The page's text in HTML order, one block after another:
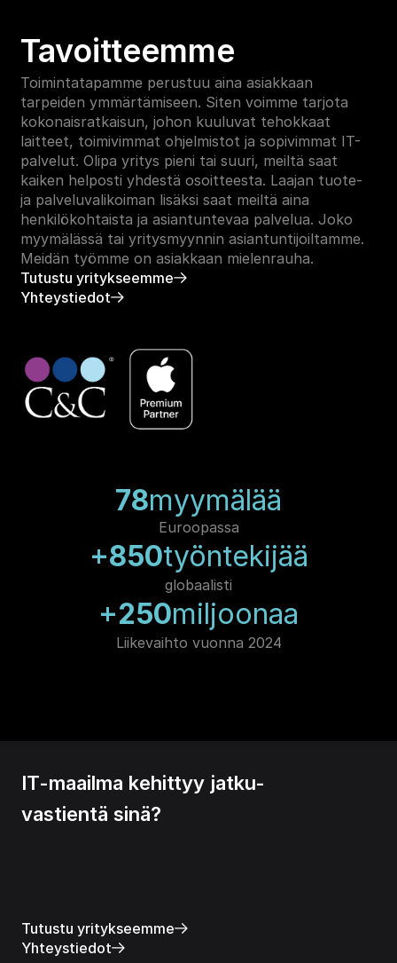
Tavoitteemme
Toimintatapamme perustuu aina asiakkaan
tarpeiden ymmärtämiseen. Siten voimme tarjota
kokonaisratkaisun, johon kuuluvat tehokkaat
laitteet, toimivimmat ohjelmistot ja sopivimmat IT-
palvelut. Olipa yritys pieni tai suuri, meiltä saat
kaiken helposti yhdestä osoitteesta. Laajan tuote-
ja palveluvalikoiman lisäksi saat meiltä aina
henkilökohtaista ja asiantuntevaa palvelua. Joko
myymälässä tai yritysmyynnin asiantuntijoiltamme.
Meidän työmme on asiakkaan mielenrauha.
Tutustu yritykseemme
Yhteystiedot
78myymälää
Euroopassa
+850työntekijää
globaalisti
+250miljoonaa
Liikevaihto vuonna 2024
IT-maailma kehittyy jatku-
vastientä sinä?
Tutustu yritykseemme
Yhteystiedot